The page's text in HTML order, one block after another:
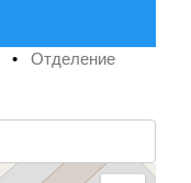
• Отделение